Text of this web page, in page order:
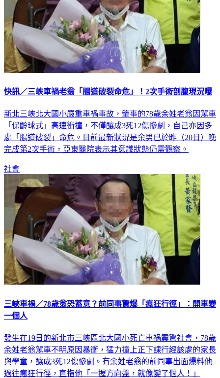
快訊／三峽車禍老翁「腸道破裂命危」！2次手術剖腹現況曝
新北三峽北大國小嚴重車禍事故，肇事的78歲余姓老翁因駕車
「保齡球式」高速衝撞，不僅釀成3死12傷慘劇，自己亦因多
處「腸道破裂」命危。目前最新狀況是余男已於昨（20日）晚
完成第2次手術，亞東醫院表示其意識狀態仍需觀察。
社會
三峽車禍／78歲翁恐蓄意？前同事驚爆「瘋狂行徑」：開車變
一個人
發生在19日的新北市三峽區北大國小死亡車禍震驚社會，78歲
余姓老翁駕車不明原因暴衝，猛力撞上正下課行經該處的家長
與學童，釀成3死12傷慘劇。有余姓老翁的前同事出面爆料他
過往瘋狂行徑，直指他「一握方向盤，就像變了個人！」